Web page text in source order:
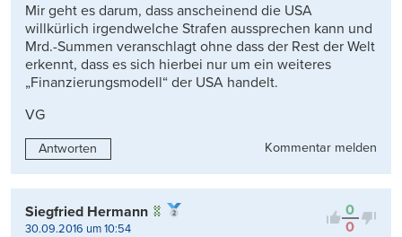
Mir geht es darum, dass anscheinend die USA
willkürlich irgendwelche Strafen aussprechen kann und
Mrd.-Summen veranschlagt ohne dass der Rest der Welt
erkennt, dass es sich hierbei nur um ein weiteres
„Finanzierungsmodell“ der USA handelt.
VG
Antworten Kommentar melden
0
0
Siegfried Hermann
30.09.2016 um 10:54